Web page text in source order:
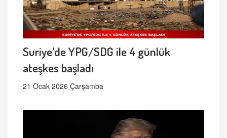
Suriye’de YPG/SDG ile 4 günlük
ateşkes başladı
21 Ocak 2026 Çarşamba